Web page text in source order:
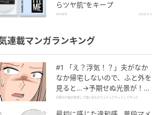
らツヤ肌”をキープ
GINGER 2026.8.5
連載マンガランキング
#1 「え？浮気！？」夫がなか
なか帰宅しないので、ふと外を
見ると…→予期せぬ光景が！｜
旦那の不倫が発覚して頭に来た
旦那の不倫が発覚して頭に来たのでメチャクチャにしてやった